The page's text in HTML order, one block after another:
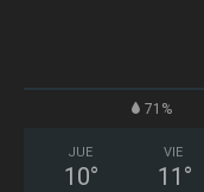
71%
JUE
10°
VIE
11 °